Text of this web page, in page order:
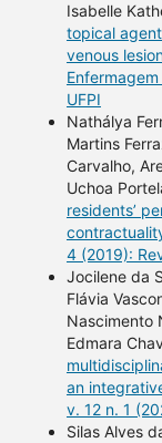
Isabelle
topical
venous
UFPI
Nathálya
Martins
Carvalho,
Uchoa
residents’
4 (2019):
Jocilene da
Flávia
Nascimento
Edmara
an
v. 12 n. 1
Silas Alves